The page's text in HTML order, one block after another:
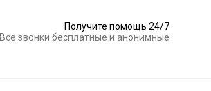
Получите помощь 24/7
Все звонки бесплатные и анонимные